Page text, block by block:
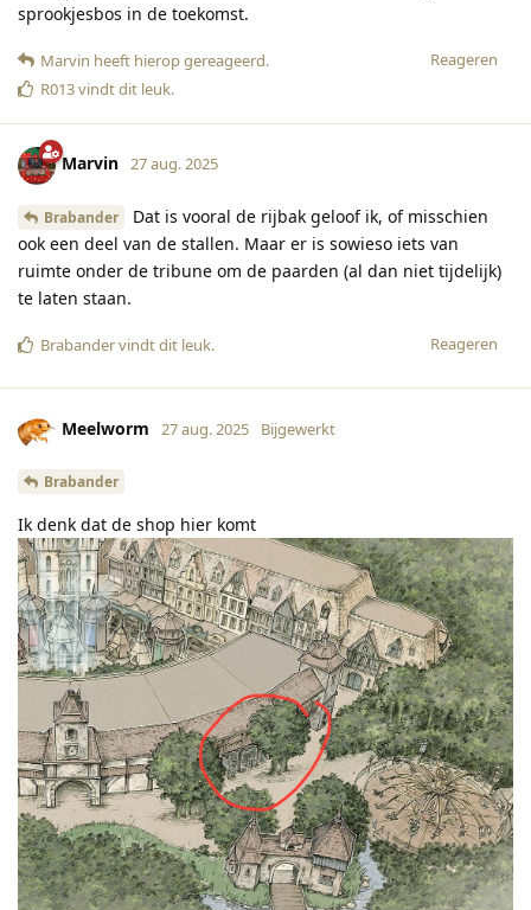
sprookjesbos in de toekomst.
Reageren
Marvin heeft hierop gereageerd.
R013vindt dit leuk.
Marvin 27 aug. 2025
Brabander
Dat is vooral de rijbak geloof ik, of misschien
ook een deel van de stallen. Maar er is sowieso iets van
ruimte onder de tribune om de paarden (al dan niet tijdelijk)
te laten staan.
Reageren
Brabandervindt dit leuk.
Meelworm 27 aug. 2025 Bijgewerkt
Brabander
Ik denk dat de shop hier komt